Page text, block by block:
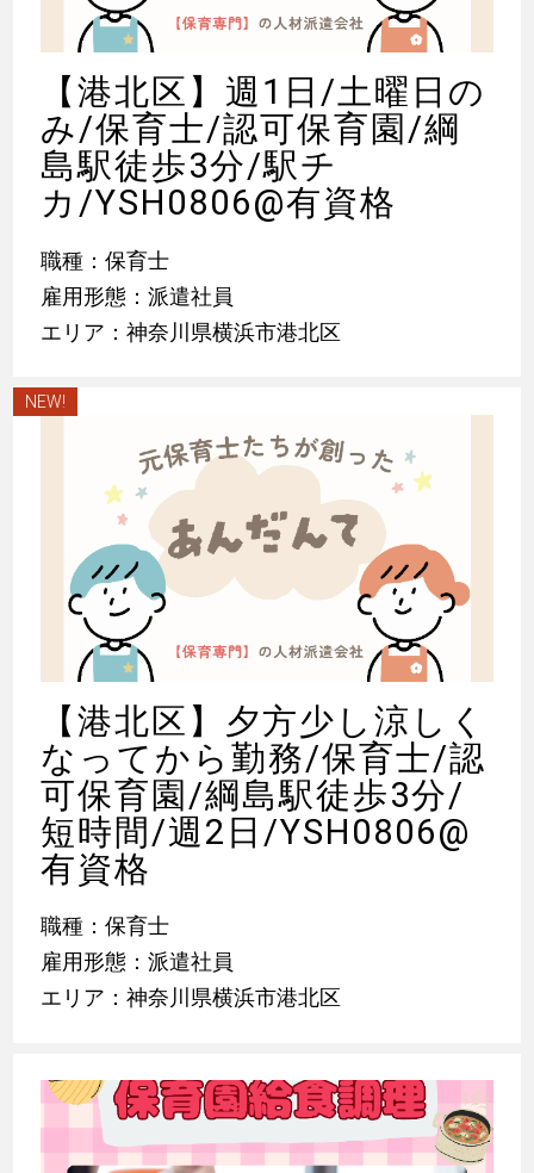
【港北区】週1日/土曜日の
み/保育士/認可保育園/綱
島駅徒歩3分/駅チ
カ/YSH0806@有資格
職種：保育士
雇用形態：派遣社員
エリア：神奈川県横浜市港北区
NEW!
【港北区】夕方少し涼しく
なってから勤務/保育士/認
可保育園/綱島駅徒歩3分/
短時間/週2日/YSH0806@
有資格
職種：保育士
雇用形態：派遣社員
エリア：神奈川県横浜市港北区